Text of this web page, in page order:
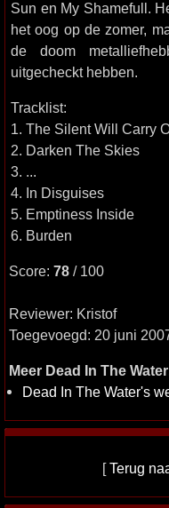
Sun en My Shamefull.
het oog op de zomer,
de doom
uitgecheckt hebben.
Tracklist:
1. The Silent Will Carry
2. Darken The Skies
3. ...
4. In Disguises
5. Emptiness Inside
6. Burden
Score: 78 / 100
Reviewer: Kristof
Toegevoegd: 20 juni
Meer Dead In The
Dead In The Water's
[Terug